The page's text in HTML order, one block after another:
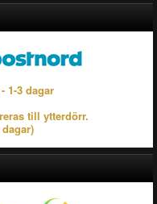
1-3 dagar
till ytterdörr.